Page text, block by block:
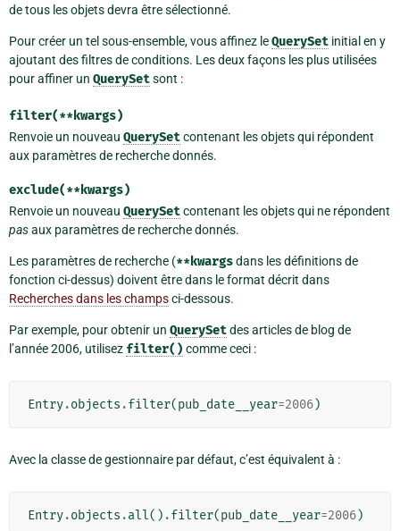
de tous les objets devra être sélectionné.
Pour créer un tel sous-ensemble, vous affinez leQuerySet initial en y
ajoutant des filtres de conditions. Les deux façons les plus utilisées
pour affiner un QuerySetsont :
filter(**kwargs)
Renvoie un nouveau QuerySetcontenant les objets qui répondent
aux paramètres de recherche donnés.
exclude(**kwargs)
Renvoie un nouveau QuerySetcontenant les objets qui ne répondent
pasaux paramètres de recherche donnés.
Les paramètres de recherche (**kwargsdans les définitions de
fonction ci-dessus) doivent être dans le format décrit dans
Recherches dans les champsci-dessous.
Par exemple, pour obtenir un QuerySetdes articles de blog de
l’année 2006, utilisez filter() comme ceci :
Entry.objects .filter(pub_date__year=2006)
Avec la classe de gestionnaire par défaut, c’est équivalent à :
Entry.objects .all() .filter(pub_date__year=2006)